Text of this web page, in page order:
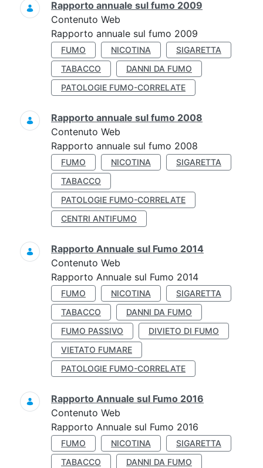
Rapporto annuale sul fumo 2009
Contenuto Web
Rapporto annuale sul fumo 2009
FUMO NICOTINA
SIGARETTA
TABACCO
DANNI DA FUMO
PATOLOGIE FUMO-CORRELATE
Rapporto annuale sul fumo 2008
Contenuto Web
Rapporto annuale sul fumo 2008
FUMO NICOTINA
SIGARETTA
TABACCO
PATOLOGIE FUMO-CORRELATE
CENTRI ANTIFUMO
Rapporto Annuale sul Fumo 2014
Contenuto Web
Rapporto Annuale sul Fumo 2014
FUMO NICOTINA
SIGARETTA
TABACCO
DANNI DA FUMO
FUMO PASSIVO
DIVIETO DI FUMO
VIETATO FUMARE
PATOLOGIE FUMO-CORRELATE
Rapporto Annuale sul Fumo 2016
Contenuto Web
Rapporto Annuale sul Fumo 2016
FUMO NICOTINA
SIGARETTA
TABACCO
DANNI DA FUMO